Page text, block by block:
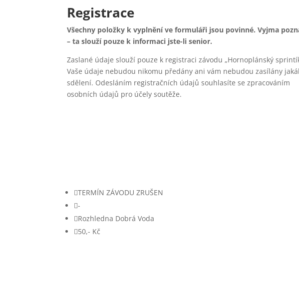
Registrace
Všechny položky k vyplnění ve formuláři jsou povinné. Vyjma
– ta slouží pouze k informaci jste-li senior.
Zaslané údaje slouží pouze k registraci závodu „Hornoplánský
Vaše údaje nebudou nikomu předány ani vám nebudou zasílány
sdělení. Odesláním registračních údajů souhlasíte se zpracováním
osobních údajů pro účely soutěže.
TERMÍN ZÁVODU ZRUŠEN
-
Rozhledna Dobrá Voda
50,- Kč